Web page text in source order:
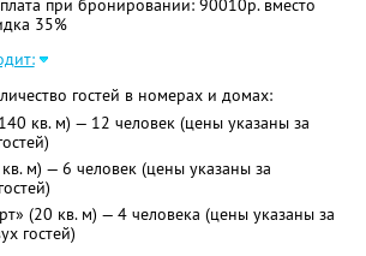
при бронировании: 90010р. вместо
35%
гостей в номерах и домах:
кв. м) — 12 человек (цены указаны за
м) — 6 человек (цены указаны за
(20 кв. м) — 4 человека (цены указаны за
гостей)